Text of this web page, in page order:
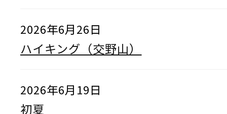
2026年6月26日
ハイキング（交野山）
2026年6月19日
初夏